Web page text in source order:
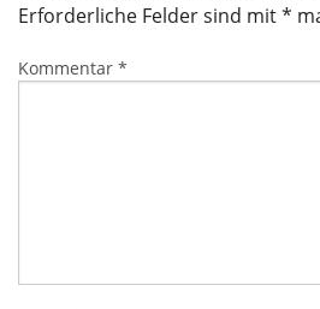
Erforderliche Felder sind mit*
Kommentar *